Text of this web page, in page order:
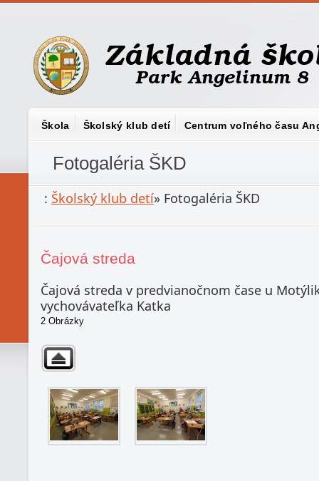
Škola Školský klub detí Centrum voľného času
Fotogaléria ŠKD
: Školský klub detí» Fotogaléria ŠKD
Čajová streda
Čajová streda v predvianočnom čase u
vychovávateľka Katka
2 Obrázky